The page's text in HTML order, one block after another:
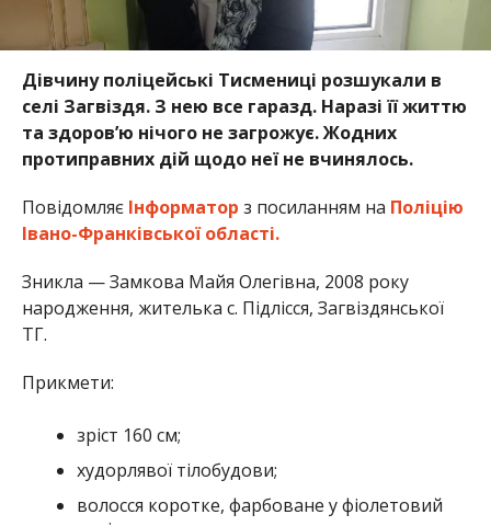
Дівчину поліцейські Тисмениці розшукали в
селі Загвіздя. З нею все гаразд. Наразі її життю
та здоров’ю нічого не загрожує. Жодних
протиправних дій щодо неї не вчинялось.
Повідомляє Інформатор з посиланням на Поліцію
Івано-Франківської області.
Зникла — Замкова Майя Олегівна, 2008 року
народження, жителька с. Підлісся, Загвіздянської
ТГ.
Прикмети:
зріст 160 см;
худорлявої тілобудови;
волосся коротке, фарбоване у фіолетовий